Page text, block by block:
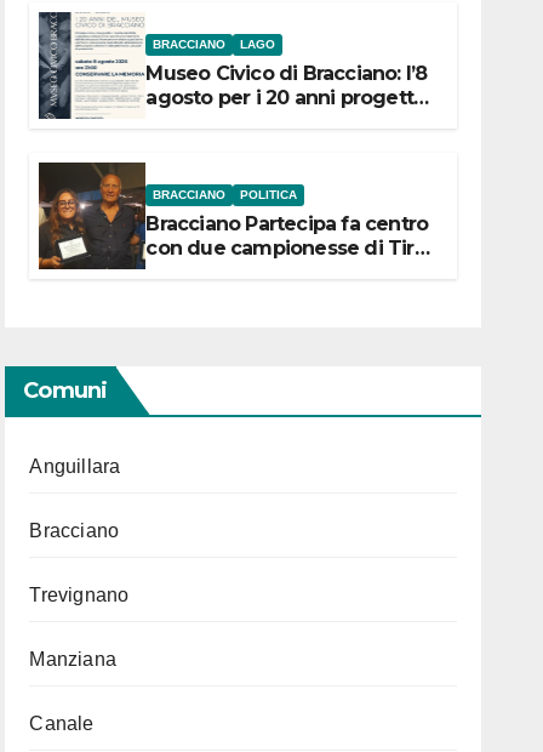
BRACCIANO LAGO
Museo Civico di Bracciano: l’8
agosto per i 20 anni progetto
BRACCIANO POLITICA
Bracciano Partecipa fa centro
con due campionesse di Tiro
Comuni
Anguillara
Bracciano
Trevignano
Manziana
Canale